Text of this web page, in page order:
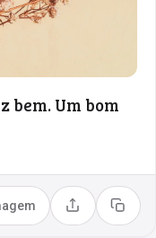
bem. Um bom
Compartilhar
Copiar